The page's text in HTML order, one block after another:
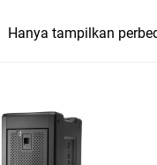
Hanya tampilkan